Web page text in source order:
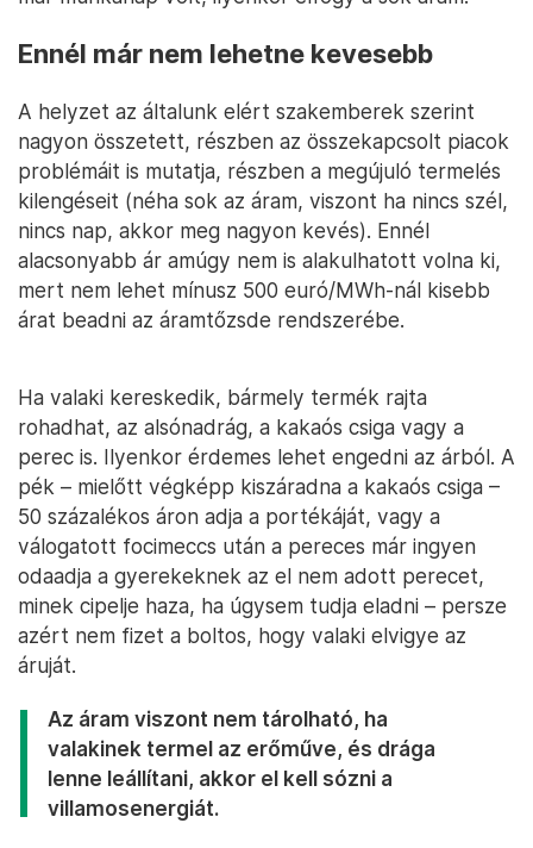
Ennél már nem lehetne kevesebb
A helyzet az általunk elért szakemberek szerint
nagyon összetett, részben az összekapcsolt piacok
problémáit is mutatja, részben a megújuló termelés
kilengéseit (néha sok az áram, viszont ha nincs szél,
nincs nap, akkor meg nagyon kevés). Ennél
alacsonyabb ár amúgy nem is alakulhatott volna ki,
mert nem lehet mínusz 500 euró/MWh-nál kisebb
árat beadni az áramtőzsde rendszerébe.
Ha valaki kereskedik, bármely termék rajta
rohadhat, az alsónadrág, a kakaós csiga vagy a
perec is. Ilyenkor érdemes lehet engedni az árból. A
pék – mielőtt végképp kiszáradna a kakaós csiga –
50 százalékos áron adja a portékáját, vagy a
válogatott focimeccs után a pereces már ingyen
odaadja a gyerekeknek az el nem adott perecet,
minek cipelje haza, ha úgysem tudja eladni – persze
azért nem fizet a boltos, hogy valaki elvigye az
áruját.
Az áram viszont nem tárolható, ha
valakinek termel az erőműve, és drága
lenne leállítani, akkor el kell sózni a
villamosenergiát.